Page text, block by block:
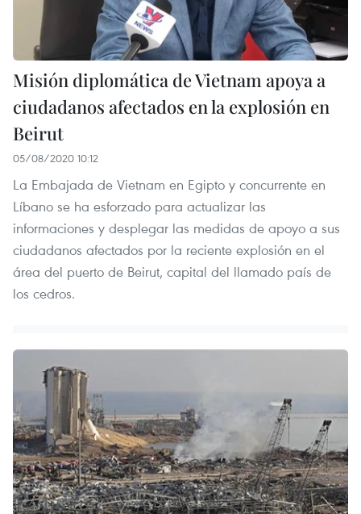
Misión diplomática de Vietnam apoya a
ciudadanos afectados en la explosión en
Beirut
05/08/2020 10:12
La Embajada de Vietnam en Egipto y concurrente en
Líbano se ha esforzado para actualizar las
informaciones y desplegar las medidas de apoyo a sus
ciudadanos afectados por la reciente explosión en el
área del puerto de Beirut, capital del llamado país de
los cedros.